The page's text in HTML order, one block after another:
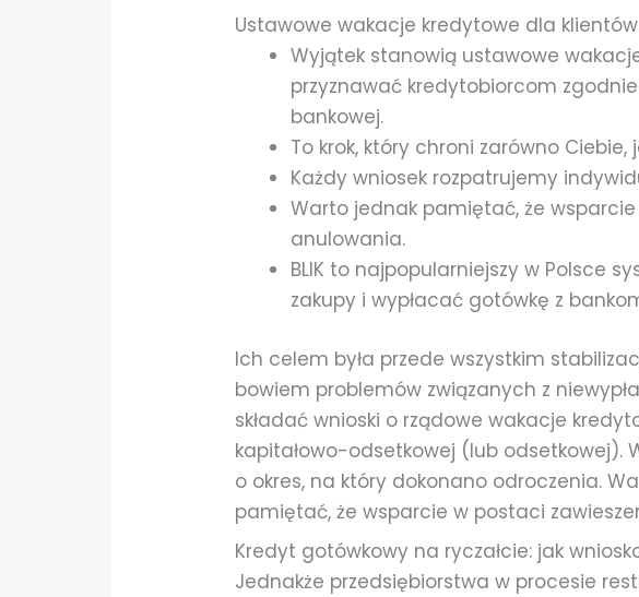
Ustawowe wakacje kredytowe dla klientów
Wyjątek stanowią ustawowe
przyznawać kredytobiorcom
bankowej.
To krok, który chroni zarówno
Każdy wniosek rozpatrujemy
Warto jednak pamiętać, że
anulowania.
BLIK to najpopularniejszy w Polsce
zakupy i wypłacać gotówkę z
Ich celem była przede wszystkim
bowiem problemów związanych z
składać wnioski o rządowe wakacje
kapitałowo-odsetkowej (lub odsetkowej).
o okres, na który dokonano odroczenia.
pamiętać, że wsparcie w postaci
Kredyt gotówkowy na ryczałcie: jak
Jednakże przedsiębiorstwa w procesie